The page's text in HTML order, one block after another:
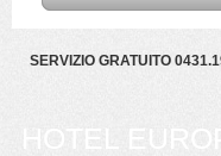
SERVIZIO GRATUITO
HOTEL